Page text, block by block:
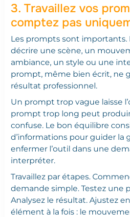
3. Travaillez vos
comptez pas
Les prompts sont
décrire une scène, un
ambiance, un style ou une
prompt, même bien écrit, ne
résultat professionnel.
Un prompt trop vague laisse
prompt trop long peut
confuse. Le bon équilibre
d’informations pour guider la
enfermer l’outil dans une
interpréter.
Travaillez par étapes.
demande simple. Testez une
Analysez le résultat. Ajustez
élément à la fois : le